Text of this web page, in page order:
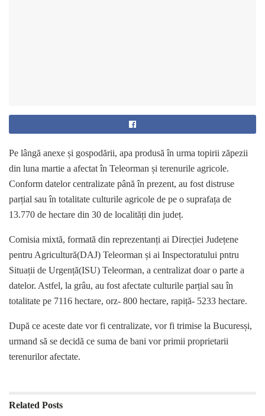
Pe lângă anexe și gospodării, apa produsă în urma topirii zăpezii
din luna martie a afectat în Teleorman și terenurile agricole.
Conform datelor centralizate până în prezent, au fost distruse
parțial sau în totalitate culturile agricole de pe o suprafața de
13.770 de hectare din 30 de localități din județ.
Comisia mixtă, formată din reprezentanți ai Direcției Județene
pentru Agricultură(DAJ) Teleorman și ai Inspectoratului pntru
Situații de Urgență(ISU) Teleorman, a centralizat doar o parte a
datelor. Astfel, la grâu, au fost afectate culturile parțial sau în
totalitate pe 7116 hectare, orz- 800 hectare, rapiță- 5233 hectare.
După ce aceste date vor fi centralizate, vor fi trimise la Bucuresși,
urmand să se decidă ce suma de bani vor primii proprietarii
terenurilor afectate.
Related Posts